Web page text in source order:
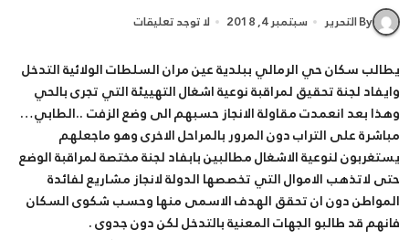
By التحرير سبتمبر 4, 2018 لا توجد تعليقات
يطالب سكان حي الرمالي ببلدية عين مران السلطات الولائية التدخل
وايفاد لجنة تحقيق لمراقبة نوعية اشغال التهييئة التي تجرى بالحي
وهذا بعد انعمدت مقاولة الانجاز حسبهم الى وضع الزفت ..الطابي…
مباشرة على التراب دون المرور بالمراحل الاخرى وهو ماجعلهم
يستغربون لنوعية الاشغال مطالبين بابفاد لجنة مختصة لمراقبة الوضع
حتى لاتذهب الاموال التي تخصصها الدولة لانجاز مشاريع لفائدة
المواطن دون ان تحقق الهدف الاسمى منها وحسب شكوى السكان
فانهم قد طالبو الجهات المعنية بالتدخل لكن دون جدوى .